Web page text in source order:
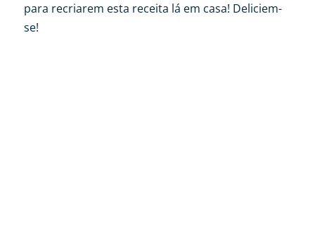
para recriarem esta receita lá em casa! Deliciem-
se!